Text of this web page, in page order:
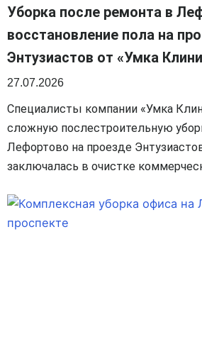
Уборка после ремонта в
восстановление пола на
Энтузиастов от «Умка
27.07.2026
Специалисты компании «Умка
сложную послестроительную
Лефортово на проезде
заключалась в очистке